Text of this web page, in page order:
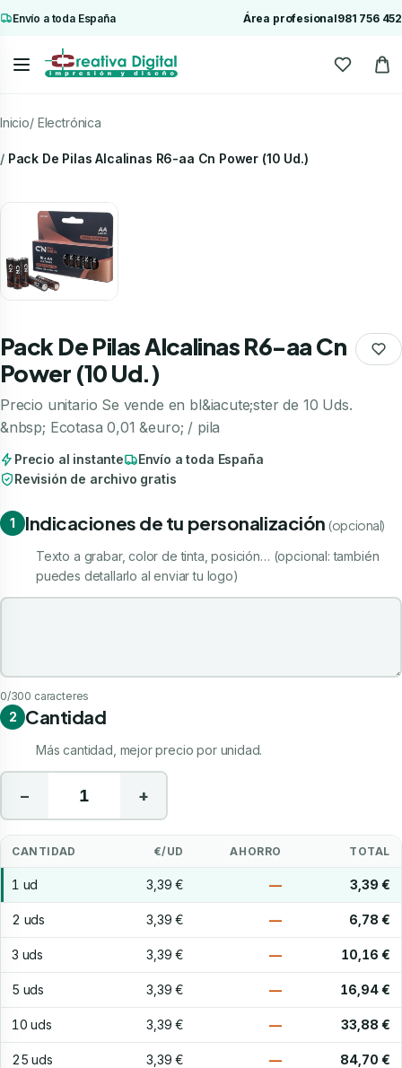
Envío a toda España Área profesional981 756 452
Inicio Electrónica
Pack De Pilas Alcalinas R6-aa Cn Power (10 Ud.)
Pack De Pilas Alcalinas R6-aa Cn
Power (10 Ud.)
Precio unitario Se vende en bl&iacute;ster de 10 Uds.
&nbsp; Ecotasa 0,01 &euro; / pila
Precio al instante
Envío a toda España
Revisión de archivo gratis
1 Indicaciones de tu personalización (opcional)
Texto a grabar, color de tinta, posición… (opcional: también
puedes detallarlo al enviar tu logo)
Indicaciones de tu personalización
0/300 caracteres
2 Cantidad
Más cantidad, mejor precio por unidad.
− +
CANTIDAD €/UD AHORRO TOTAL
1 ud 3,39 € — 3,39 €
2 uds 3,39 € — 6,78 €
3 uds 3,39 € — 10,16 €
5 uds 3,39 € — 16,94 €
10 uds 3,39 € — 33,88 €
25 uds 3,39 € — 84,70 €